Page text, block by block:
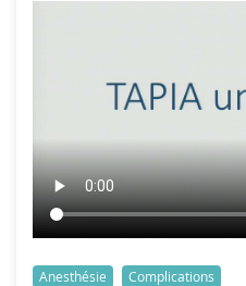
Anesthésie Complications